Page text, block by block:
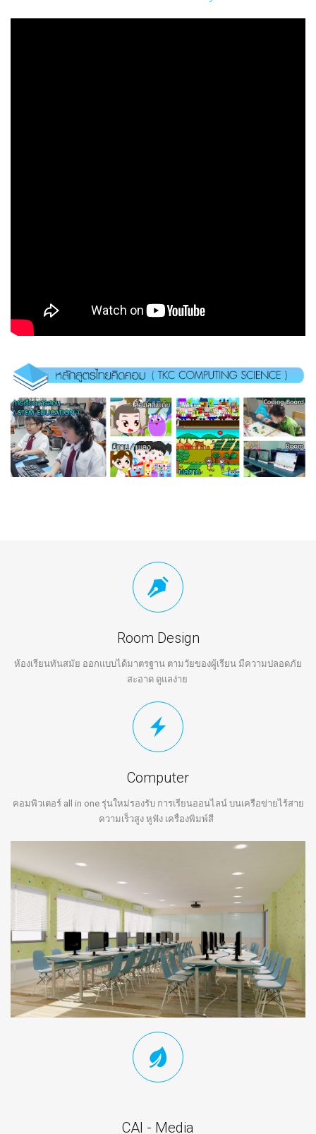
Room Design
ห้องเรียนทันสมัย ออกแบบได้มาตรฐาน ตามวัยของผู้เรียน มีความปลอดภัย
สะอาด ดูแลง่าย
Computer
คอมพิวเตอร์ all in one รุ่นใหม่รองรับ การเรียนออนไลน์ บนเครือข่ายไร้สาย
ความเร็วสูง หูฟัง เครื่องพิมพ์สี
CAI - Media